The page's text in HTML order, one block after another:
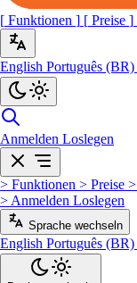
[ Funktionen ] [ Preise ]
English Português (BR)
Anmelden Loslegen
> Funktionen > Preise >
> Anmelden Loslegen
Sprache wechseln
English Português (BR)